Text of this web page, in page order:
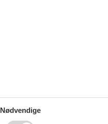
3,0
5 personer
Nødvendige